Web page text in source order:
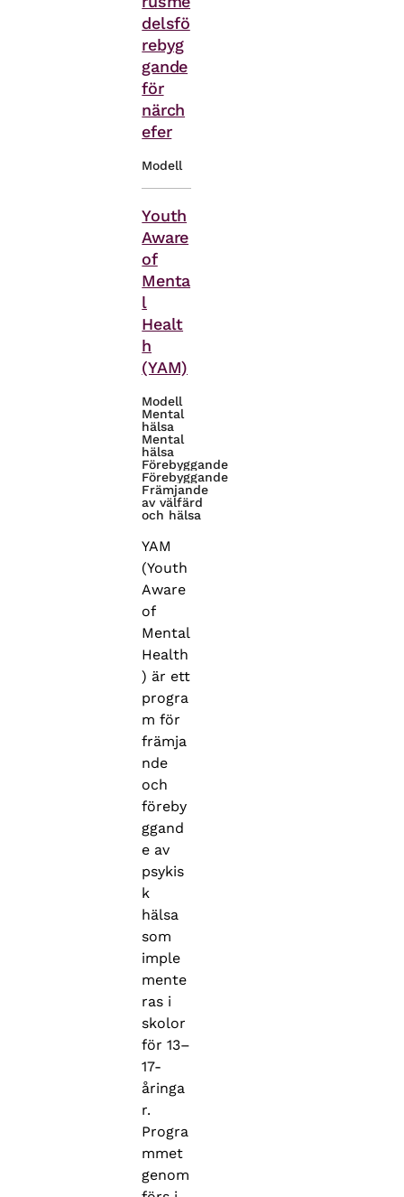
delsfö
rebyg
gande
för
närch
efer
Modell
Youth
Aware
of
Menta
l
Healt
h
(YAM)
Modell
Mental
hälsa
Mental
hälsa
Förebyggande
Förebyggande
Främjande
av välfärd
och hälsa
YAM
(Youth
Aware
of
Mental
Health
) är ett
progra
m för
främja
nde
och
föreby
ggand
e av
psykis
k
hälsa
som
imple
mente
ras i
skolor
för 13–
17-
åringa
r.
Progra
mmet
genom